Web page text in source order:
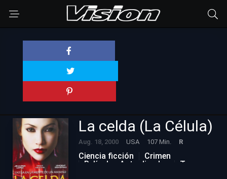
La celda (La Célula)
Aug. 18, 2000 USA 107 Min. R
Ciencia ficción
Crimen
Películas Actualizadas
Terror